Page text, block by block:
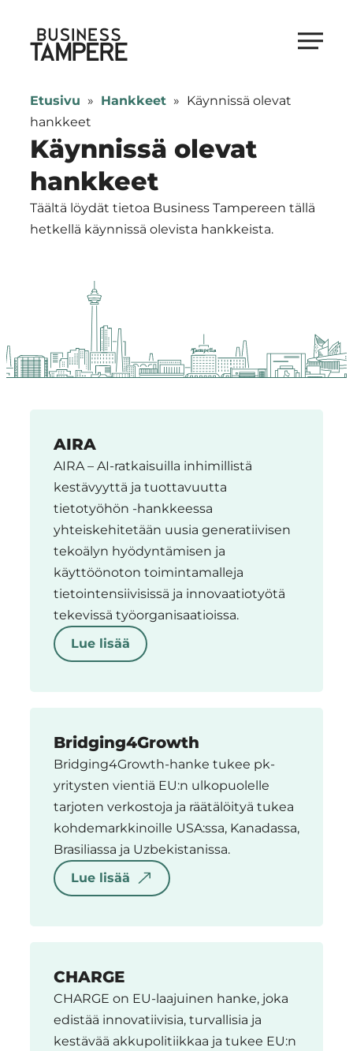
suoraan
sisältöön
Business Tampere
Tampere
supports
talents,
investors
and
entrepreneurs
in
Tampere
Region
Etusivu » Hankkeet » Käynnissä olevat
hankkeet
Käynnissä olevat
hankkeet
Täältä löydät tietoa Business Tampereen tällä
hetkellä käynnissä olevista hankkeista.
olevat
hankkeet
AIRA
AIRA – AI-ratkaisuilla inhimillistä
kestävyyttä ja tuottavuutta
tietotyöhön -hankkeessa
yhteiskehitetään uusia generatiivisen
tekoälyn hyödyntämisen ja
käyttöönoton toimintamalleja
tietointensiivisissä ja innovaatiotyötä
tekevissä työorganisaatioissa.
Lue lisää
Bridging4Growth
Bridging4Growth-hanke tukee pk-
yritysten vientiä EU:n ulkopuolelle
tarjoten verkostoja ja räätälöityä tukea
kohdemarkkinoille USA:ssa, Kanadassa,
Brasiliassa ja Uzbekistanissa.
Lue lisää
CHARGE
CHARGE on EU-laajuinen hanke, joka
edistää innovatiivisia, turvallisia ja
kestävää akkupolitiikkaa ja tukee EU:n